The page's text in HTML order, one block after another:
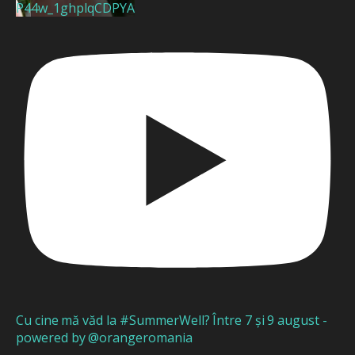
P44w_1ghplqCDPYA
Cu cine mă văd la #SummerWell? Între 7 și 9 august -
powered by @orangeromania